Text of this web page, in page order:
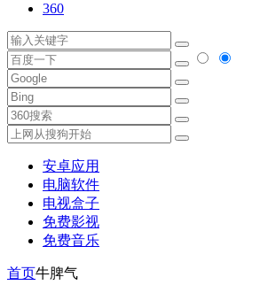
360
安卓应用
电脑软件
电视盒子
免费影视
免费音乐
首页牛脾气